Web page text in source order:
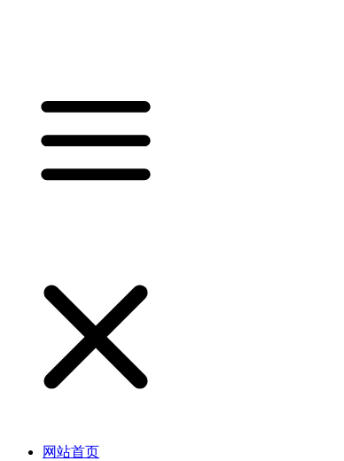
网站首页